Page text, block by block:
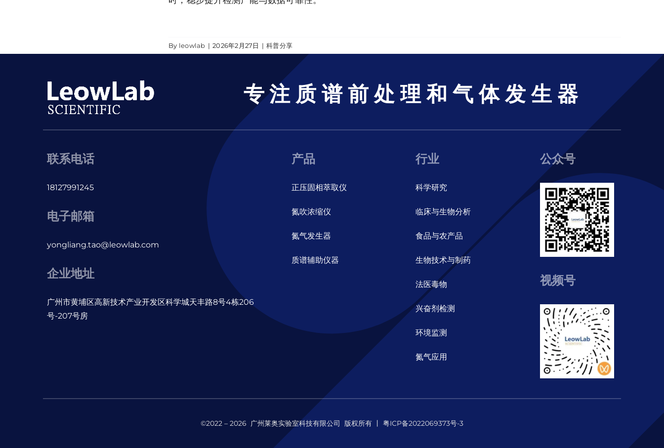
By leowlab | 2026年2月27日 | 科普分享
专注质谱前处理和气体发生器
联系电话
18127991245
电子邮箱
yongliang.tao@leowlab.com
企业地址
广州市黄埔区高新技术产业开发区科学城天丰路8号4栋206
号-207号房
产品
正压固相萃取仪
氮吹浓缩仪
氮气发生器
质谱辅助仪器
行业
科学研究
临床与生物分析
食品与农产品
生物技术与制药
法医毒物
兴奋剂检测
环境监测
氮气应用
公众号
视频号
©2022 – 2026 广州莱奥实验室科技有限公司 版权所有 丨 粤ICP备2022069373号-3